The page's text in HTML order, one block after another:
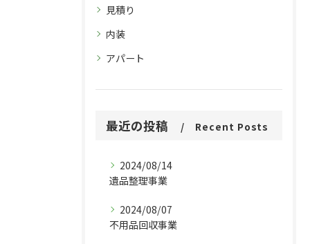
見積り
内装
アパート
最近の投稿 Recent Posts
2024/08/14
遺品整理事業
2024/08/07
不用品回収事業